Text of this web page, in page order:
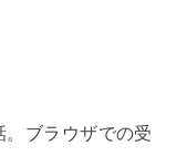
ブラウザでの受